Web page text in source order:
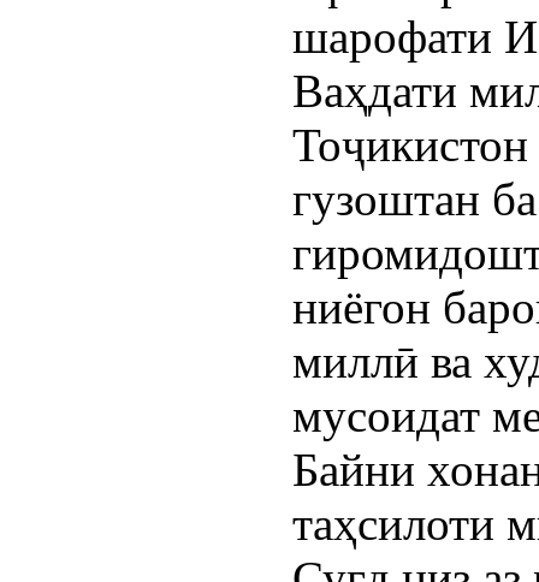
шарофати
Ваҳдати
гузоштан
ниёгон
миллӣ ва
мусоидат
Байни
таҳсилоти